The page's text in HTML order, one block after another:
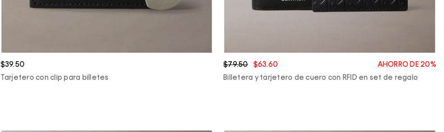
$39.50
Tarjetero con clip para billetes
$79.50 $63.60
AHORRO DE 20%
Billetera y tarjetero de cuero con RFID en set de regalo